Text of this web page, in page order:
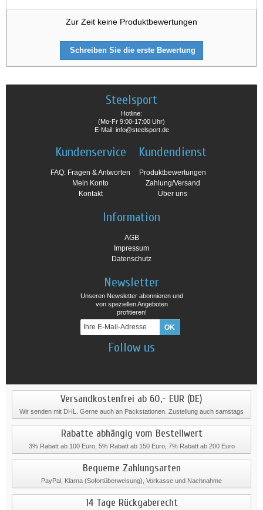
Zur Zeit keine Produktbewertungen
Schreiben Sie die erste Bewertung
Steelsport
Hotline:
(Mo-Fr 9:00-17:00 Uhr)
E-Mail: info@steelsport.de
Kundenservice
FAQ: Fragen & Antworten
Mein Konto
Kontakt
Kundendienst
Produktbewertungen
Zahlung/Versand
Über uns
Information
AGB
Impressum
Datenschutz
Newsletter
Unseren Newsletter abonnieren und
von speziellen Angeboten
profitieren!
Follow us
Versandkostenfrei ab 60,- EUR (DE)
Wir senden mit DHL. Gerne auch an Packstationen. Zustellung auch samstags
Rabatte abhängig vom Bestellwert
3% Rabatt ab 100 Euro, 5% Rabatt ab 150 Euro, 7% Rabatt ab 200 Euro
Bequeme Zahlungsarten
PayPal, Klarna (Sofortüberweisung), Vorkasse und Nachnahme
14 Tage Rückgaberecht